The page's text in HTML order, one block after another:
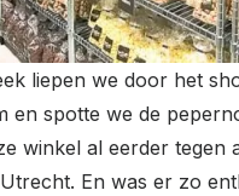
liepen we door het
en spotte we de
winkel al eerder tegen
En was er zo